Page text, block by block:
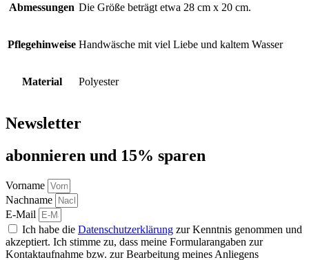
Abmessungen Die Größe beträgt etwa 28 cm x 20 cm.
Pflegehinweise Handwäsche mit viel Liebe und kaltem Wasser
Material Polyester
Newsletter
abon­nie­ren und 15% sparen
Vorname
Nachname
E-Mail
Ich habe die Datenschutzerklärung zur Kenntnis genommen und
akzeptiert. Ich stimme zu, dass meine Formularangaben zur
Kontaktaufnahme bzw. zur Bearbeitung meines Anliegens